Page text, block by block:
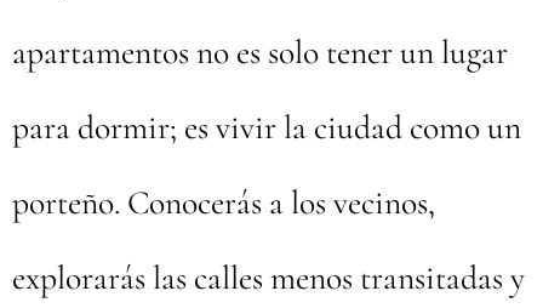
apartamentos no es solo tener un lugar
para dormir; es vivir la ciudad como un
porteño. Conocerás a los vecinos,
explorarás las calles menos transitadas y